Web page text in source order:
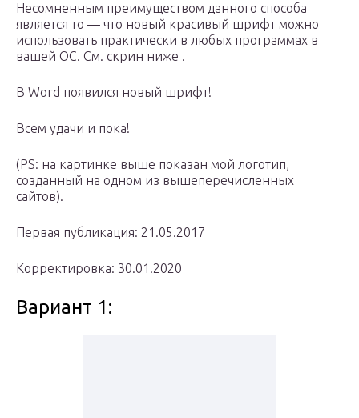
Несомненным преимуществом данного способа
является то — что новый красивый шрифт можно
использовать практически в любых программах в
вашей ОС. См. скрин ниже .
В Word появился новый шрифт!
Всем удачи и пока!
(PS: на картинке выше показан мой логотип,
созданный на одном из вышеперечисленных
сайтов).
Первая публикация: 21.05.2017
Корректировка: 30.01.2020
Вариант 1: